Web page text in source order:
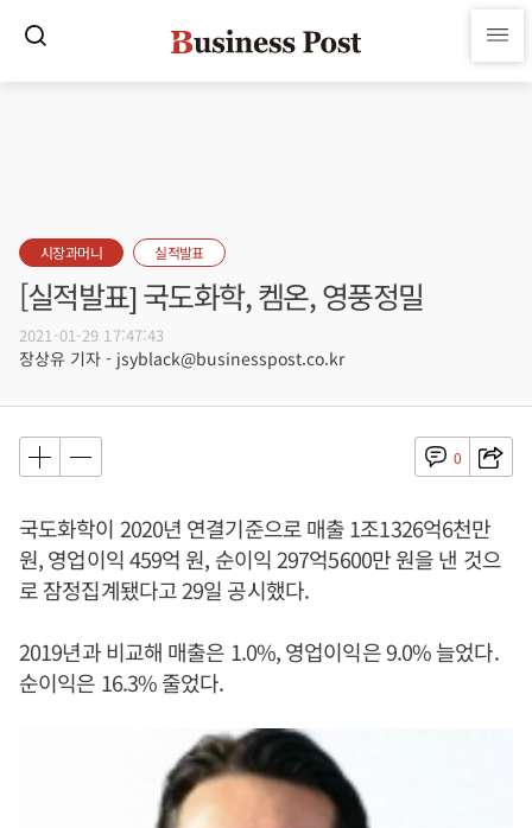
시장과머니 실적발표
[실적발표] 국도화학, 켐온, 영풍정밀
2021-01-29 17:47:43
장상유 기자 - jsyblack@businesspost.co.kr
0
국도화학이 2020년 연결기준으로 매출 1조1326억6천만
원, 영업이익 459억 원, 순이익 297억5600만 원을 낸 것으
로 잠정집계됐다고 29일 공시했다.
2019년과 비교해 매출은 1.0%, 영업이익은 9.0% 늘었다.
순이익은 16.3% 줄었다.